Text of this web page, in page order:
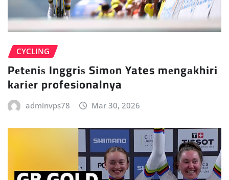
CYCLING
Pеtеnіѕ Inggrіѕ Sіmоn Yates mеngаkhіrі
kаrіеr profesionalnya
adminvps78 Mar 30, 2026